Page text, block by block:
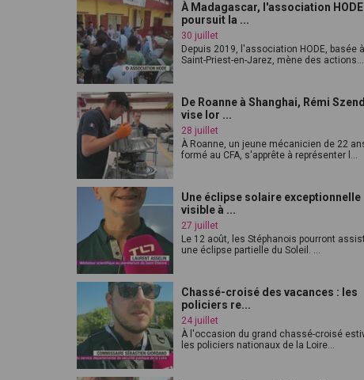
À Madagascar, l'association HODE
poursuit la ...
30 juillet
Depuis 2019, l'association HODE, basée à
Saint-Priest-en-Jarez, mène des actions...
De Roanne à Shanghai, Rémi
vise lor ...
28 juillet
À Roanne, un jeune mécanicien de 22
formé au CFA, s'apprête à représenter l...
Une éclipse solaire exceptionnelle
visible à ...
27 juillet
Le 12 août, les Stéphanois pourront
une éclipse partielle du Soleil. ...
Chassé-croisé des vacances : les
policiers re...
24 juillet
À l'occasion du grand chassé-croisé
les policiers nationaux de la Loire...